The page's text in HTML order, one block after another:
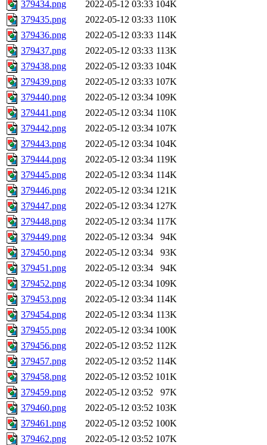
379434.png
2022-05-12 03:33 104K
379435.png
2022-05-12 03:33 110K
379436.png
2022-05-12 03:33 114K
379437.png
2022-05-12 03:33 113K
379438.png
2022-05-12 03:33 104K
379439.png
2022-05-12 03:33 107K
379440.png
2022-05-12 03:34 109K
379441.png
2022-05-12 03:34 110K
379442.png
2022-05-12 03:34 107K
379443.png
2022-05-12 03:34 104K
379444.png
2022-05-12 03:34 119K
379445.png
2022-05-12 03:34 114K
379446.png
2022-05-12 03:34 121K
379447.png
2022-05-12 03:34 127K
379448.png
2022-05-12 03:34 117K
379449.png
2022-05-12 03:34
94K
379450.png
2022-05-12 03:34
93K
379451.png
2022-05-12 03:34
94K
379452.png
2022-05-12 03:34 109K
379453.png
2022-05-12 03:34 114K
379454.png
2022-05-12 03:34 113K
379455.png
2022-05-12 03:34 100K
379456.png
2022-05-12 03:52 112K
379457.png
2022-05-12 03:52 114K
379458.png
2022-05-12 03:52 101K
379459.png
2022-05-12 03:52
97K
379460.png
2022-05-12 03:52 103K
379461.png
2022-05-12 03:52 100K
379462.png
2022-05-12 03:52 107K